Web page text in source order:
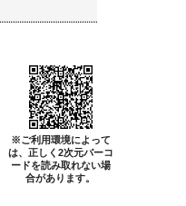
※ご利用環境によって
は、正しく2次元バーコ
ードを読み取れない場
合があります。